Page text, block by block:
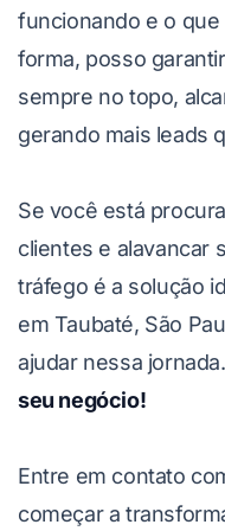
funcionando e o
forma, posso
sempre no topo,
gerando mais leads
Se você está
clientes e alavancar
tráfego é a solução
em Taubaté, São
ajudar nessa
seu negócio!
Entre em contato
começar a